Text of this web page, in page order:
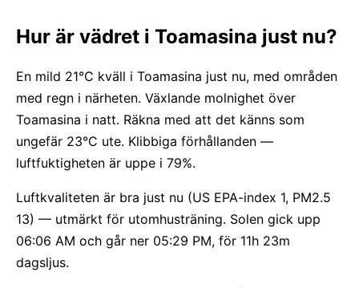
Hur är vädret i Toamasina just nu?
En mild 21°C kväll i Toamasina just nu, med områden
med regn i närheten. Växlande molnighet över
Toamasina i natt. Räkna med att det känns som
ungefär 23°C ute. Klibbiga förhållanden —
luftfuktigheten är uppe i 79%.
Luftkvaliteten är bra just nu (US EPA-index 1, PM2.5
13) — utmärkt för utomhusträning. Solen gick upp
06:06 AM och går ner 05:29 PM, för 11h 23m
dagsljus.